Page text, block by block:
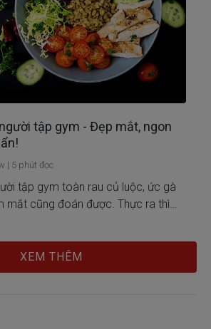
tập gym - Đẹp mắt, ngon
| 5 phút đọc
tập gym toàn rau củ luộc, ức gà
mắt cũng đoán được. Thực ra thì
XEM THÊM